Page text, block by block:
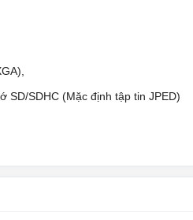
SD/SDHC (Mặc định tập tin JPED)